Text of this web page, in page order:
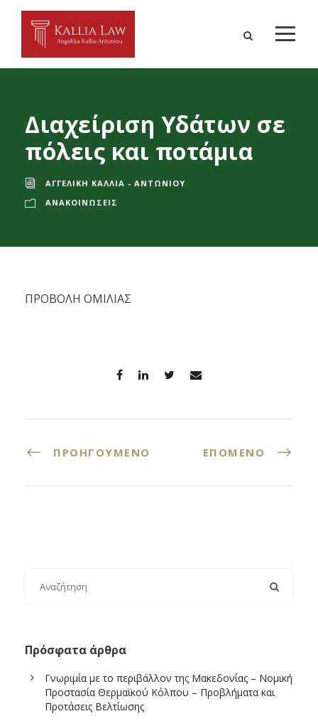
Διαχείριση Υδάτων σε
πόλεις και ποτάμια
ΑΓΓΕΛΙΚΉ ΚΑΛΛΊΑ - ΑΝΤΩΝΊΟΥ
ΑΝΑΚΟΙΝΏΣΕΙΣ
ΠΡΟΒΟΛΗ ΟΜΙΛΙΑΣ
ΠΡΟΗΓΟΎΜΕΝΟ ΕΠΌΜΕΝΟ
Πρόσφατα άρθρα
Γνωριμία με το περιβάλλον της Μακεδονίας – Νομική
Προστασία Θερμαϊκού Κόλπου – Προβλήματα και
Προτάσεις Βελτίωσης